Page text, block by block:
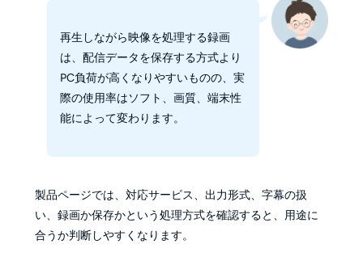
再生しながら映像を処理する録画
は、配信データを保存する方式より
PC負荷が高くなりやすいものの、実
際の使用率はソフト、画質、端末性
能によって変わります。
製品ページでは、対応サービス、出力形式、字幕の扱
い、録画か保存かという処理方式を確認すると、用途に
合うか判断しやすくなります。